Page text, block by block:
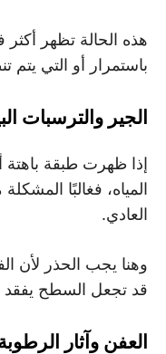
هذه الحالة تظهر
باستمرار أو التي يتم
الجير والترسبات
إذا ظهرت طبقة
المياه، فغالبًا
العادي.
وهنا يجب الحذر لأن
قد تجعل السطح يفقد
العفن وآثار